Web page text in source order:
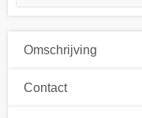
Omschrijving
Contact